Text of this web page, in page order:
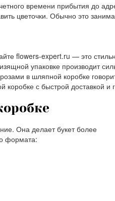
времени прибытия до
цветочки. Обычно это
flowers-expert.ru — это
упаковке производит
в шляпной коробке
с быстрой доставкой и
Она делает букет более
формата: